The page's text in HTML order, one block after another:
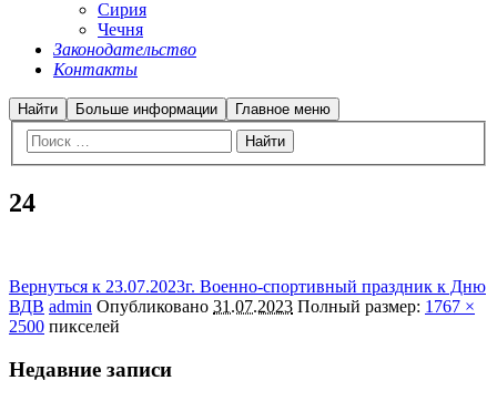
Сирия
Чечня
Законодательство
Контакты
Найти Больше информации Главное меню
24
Вернуться к 23.07.2023г. Военно-спортивный праздник к Дню
ВДВ admin Опубликовано 31.07.2023 Полный размер: 1767 ×
2500 пикселей
Недавние записи